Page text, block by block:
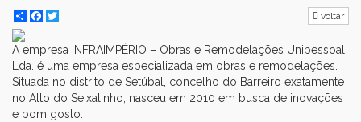
ShareFacebook voltar
A empresa INFRAIMPÉRIO – Obras e Remodelações Unipessoal,
Lda. é uma empresa especializada em obras e remodelações.
Situada no distrito de Setúbal, concelho do Barreiro exatamente
no Alto do Seixalinho, nasceu em 2010 em busca de inovações
e bom gosto.